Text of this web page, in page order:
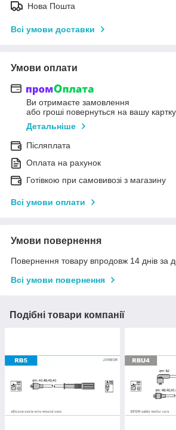
Нова Пошта
Всі умови доставки
Умови оплати
Ви отримаєте замовлення
або гроші повернуться на вашу картку
Детальніше
Післяплата
Оплата на рахунок
Готівкою при самовивозі з магазину
Всі умови оплати
Умови повернення
Повернення товару впродовж 14 днів за
Всі умови повернення
Подібні товари компанії